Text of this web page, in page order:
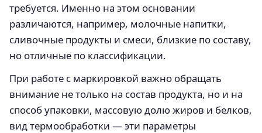
требуется. Именно на этом основании
различаются, например, молочные напитки,
сливочные продукты и смеси, близкие по составу,
но отличные по классификации.
При работе с маркировкой важно обращать
внимание не только на состав продукта, но и на
способ упаковки, массовую долю жиров и белков,
вид термообработки — эти параметры